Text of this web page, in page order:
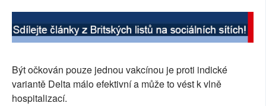
Být očkován pouze jednou vakcínou je proti indické
variantě Delta málo efektivní a může to vést k vlně
hospitalizací.